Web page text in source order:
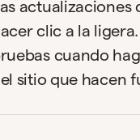
actualizaciones
clic a la
cuando
sitio que hacen